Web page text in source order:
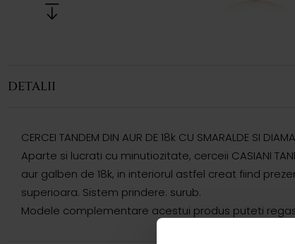
DETALII
CERCEI TANDEM DIN AUR DE 18k CU SMARALDE SI
Aparte si lucrati cu minutiozitate, cerceii CASIANI
aur galben de 18k, in interiorul astfel creat fiind
superioara. Sistem prindere: surub.
Modele complementare acestui produs puteti